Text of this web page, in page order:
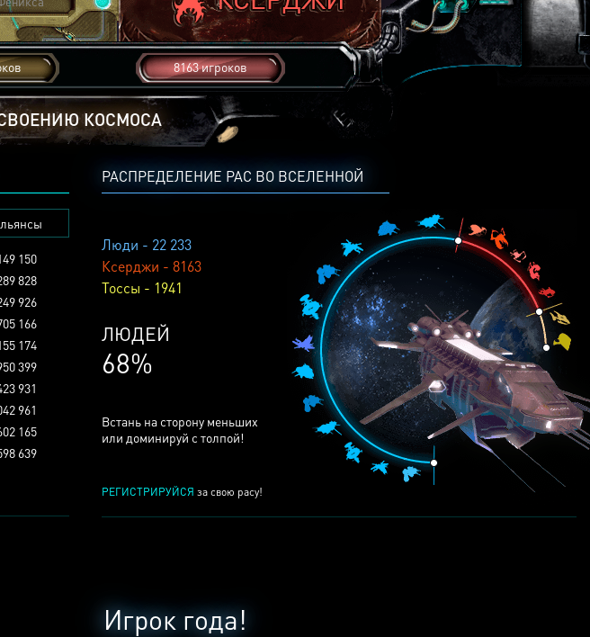
8163 игроков
КОСМОСА
РАСПРЕДЕЛЕНИЕ РАС ВО ВСЕЛЕННОЙ
Люди - 22 233
Ксерджи - 8163
Тоссы - 1941
КСЕРДЖЕЙ
25%
Встань на сторону меньших
или доминируй с толпой!
РЕГИСТРИРУЙСЯ за свою расу!
150
828
926
166
174
399
931
961
165
639
Игрок года!